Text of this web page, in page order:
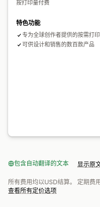
按打印量付费
特色功能
专为全球创作者提供的按需打
可供设计和销售的数百款产品
包含自动翻译的文本 显示原
所有费用均以USD结算。 定期费
查看所有定价选项